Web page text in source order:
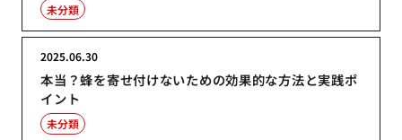
未分類
本当？蜂を寄せ付けないための効果的な方法と実践ポ
イント
2025.06.30
未分類